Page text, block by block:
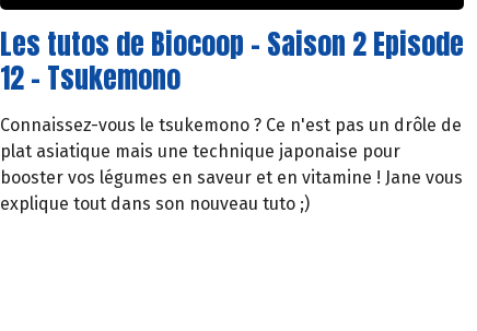
Les tutos de Biocoop - Saison 2 Episode
12 - Tsukemono
Connaissez-vous le tsukemono ? Ce n'est pas un drôle de
plat asiatique mais une technique japonaise pour
booster vos légumes en saveur et en vitamine ! Jane vous
explique tout dans son nouveau tuto ;)